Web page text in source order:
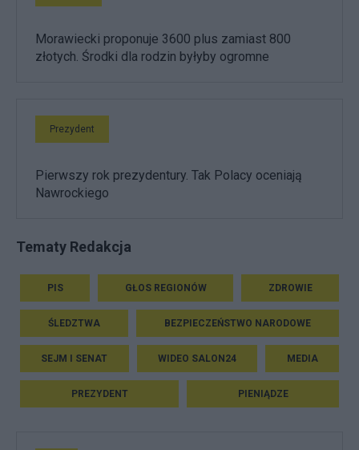
Morawiecki proponuje 3600 plus zamiast 800
złotych. Środki dla rodzin byłyby ogromne
Prezydent
Pierwszy rok prezydentury. Tak Polacy oceniają
Nawrockiego
Tematy Redakcja
PIS GŁOS REGIONÓW ZDROWIE
ŚLEDZTWA BEZPIECZEŃSTWO NARODOWE
SEJM I SENAT WIDEO SALON24 MEDIA
PREZYDENT PIENIĄDZE